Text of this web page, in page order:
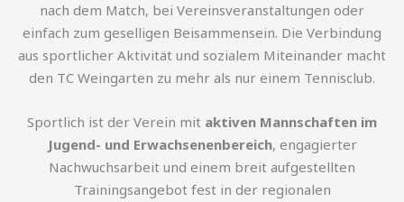
nach dem Match, bei Vereinsveranstaltungen oder
einfach zum geselligen Beisammensein. Die Verbindung
aus sportlicher Aktivität und sozialem Miteinander macht
den TC Weingarten zu mehr als nur einem Tennisclub.
Sportlich ist der Verein mit aktiven Mannschaften im
Jugend- und Erwachsenenbereich, engagierter
Nachwuchsarbeit und einem breit aufgestellten
Trainingsangebot fest in der regionalen